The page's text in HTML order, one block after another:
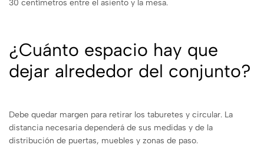
30 centímetros entre el asiento y la mesa.
¿Cuánto espacio hay que
dejar alrededor del conjunto?
Debe quedar margen para retirar los taburetes y circular. La
distancia necesaria dependerá de sus medidas y de la
distribución de puertas, muebles y zonas de paso.